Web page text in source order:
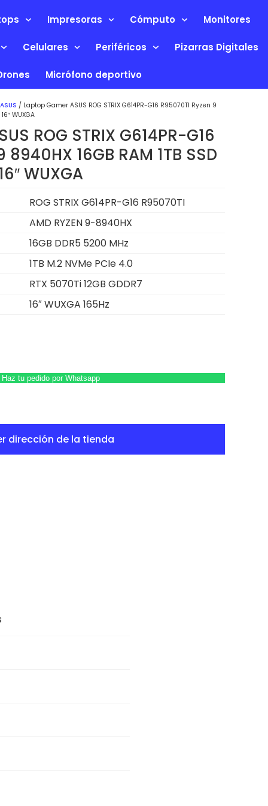
Impresoras Cómputo Monitores
Celulares Periféricos Pizarras Digitales
Micrófono deportivo
/ Laptop Gamer ASUS ROG STRIX G614PR-G16 R95070TI Ryzen 9
WUXGA
ROG STRIX G614PR-G16
8940HX 16GB RAM 1TB SSD
WUXGA
ROG STRIX G614PR-G16 R95070TI
AMD RYZEN 9-8940HX
16GB DDR5 5200 MHz
1TB M.2 NVMe PCIe 4.0
RTX 5070Ti 12GB GDDR7
16″ WUXGA 165Hz
Haz tu pedido por Whatsapp
dirección de la tienda